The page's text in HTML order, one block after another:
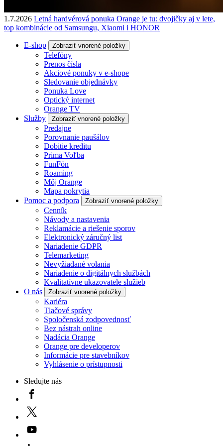
1.7.2026 Letná hardvérová ponuka Orange je tu: dvojičky aj v lete,
top kombinácie od Samsungu, Xiaomi i HONOR
E-shop Zobraziť vnorené položky
Telefóny
Prenos čísla
Akciové ponuky v e-shope
Sledovanie objednávky
Ponuka Love
Optický internet
Orange TV
Služby
Zobraziť vnorené položky
Predajne
Porovnanie paušálov
Dobitie kreditu
Prima Voľba
FunFón
Roaming
Môj Orange
Mapa pokrytia
Pomoc a podpora
Zobraziť vnorené položky
Cenník
Návody a nastavenia
Reklamácie a riešenie sporov
Elektronický záručný list
Nariadenie GDPR
Telemarketing
Nevyžiadané volania
Nariadenie o digitálnych službách
Kvalitatívne ukazovatele služieb
O nás
Zobraziť vnorené položky
Kariéra
Tlačové správy
Spoločenská zodpovednosť
Bez nástrah online
Nadácia Orange
Orange pre developerov
Informácie pre stavebníkov
Vyhlásenie o prístupnosti
Sledujte nás